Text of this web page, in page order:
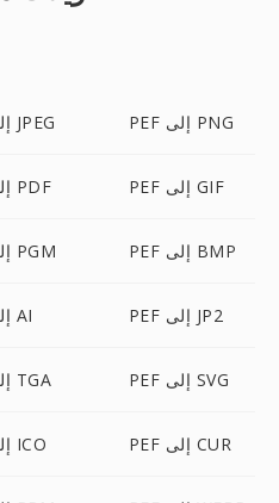
PEF إلى JPEG PEF إلى PNG
PEF إلى PDF PEF إلى GIF
PEF إلى PGM PEF إلى BMP
PEF إلى AI PEF إلى JP2
PEF إلى TGA PEF إلى SVG
PEF إلى ICO PEF إلى CUR